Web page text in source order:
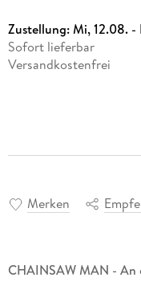
Zustellung:Mi, 12.08. -
Sofort lieferbar
Versandkostenfrei
Merken
CHAINSAW MAN - An